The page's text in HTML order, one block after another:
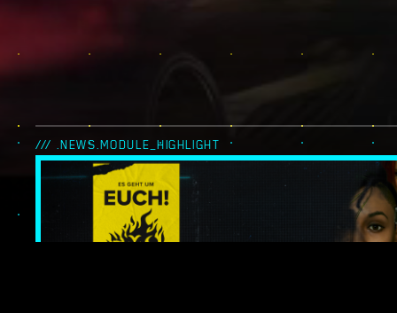
/// .NEWS.MODULE_HIGHLIGHT